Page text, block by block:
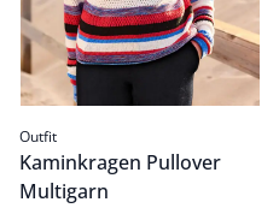
Outfit
Kaminkragen Pullover
Multigarn